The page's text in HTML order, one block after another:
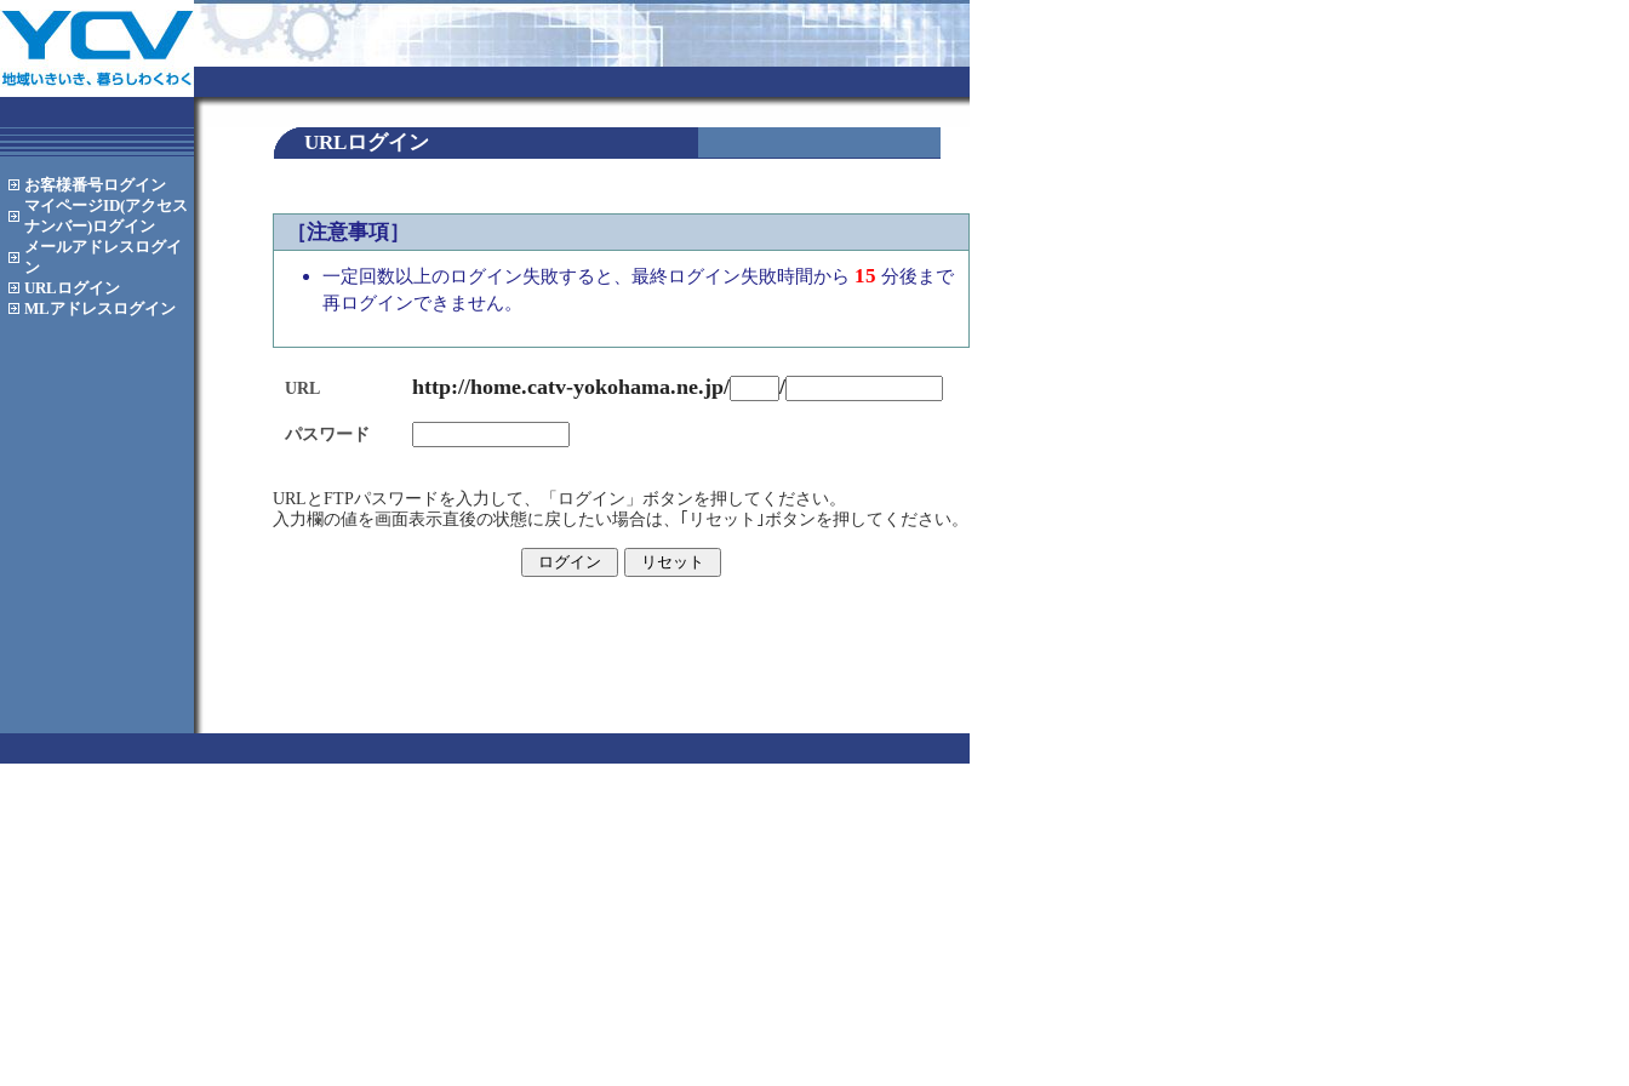
お客様番号ログイン
マイページID(アクセス
ナンバー)ログイン
メールアドレス ログイ
ン
URL ログイン
MLアドレス ログイン
URLログイン
［注意事項］
一定回数以上のログイン失敗すると、最終ログイン失敗時間から 15 分後まで
再ログインできません。
URL http://home.catv-yokohama.ne.jp/ /
パスワード
URLとFTPパスワードを入力して、「ログイン」ボタンを押してください。
入力欄の値を画面表示直後の状態に戻したい場合は、｢リセット｣ボタンを押してください。